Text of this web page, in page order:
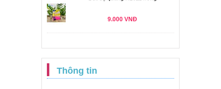
9.000 VNĐ
Thông tin